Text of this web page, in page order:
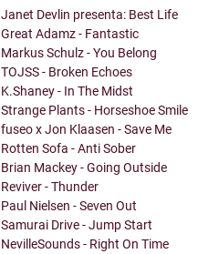
Janet Devlin presenta: Best Life
Great Adamz - Fantastic
Markus Schulz - You Belong
TOJSS - Broken Echoes
K.Shaney - In The Midst
Strange Plants - Horseshoe Smile
fuseo x Jon Klaasen - Save Me
Rotten Sofa - Anti Sober
Brian Mackey - Going Outside
Reviver - Thunder
Paul Nielsen - Seven Out
Samurai Drive - Jump Start
NevilleSounds - Right On Time